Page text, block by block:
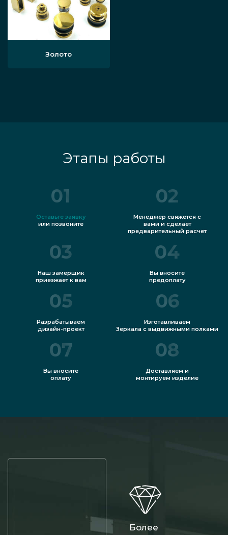
Золото
Этапы работы
01
Оставьте заявку
или позвоните
02
Менеджер свяжется с
вами и сделает
предварительный расчет
03
Наш замерщик
приезжает к вам
04
Вы вносите
предоплату
05
Разрабатываем
дизайн-проект
06
Изготавливаем
Зеркала с выдвижными полками
07
Вы вносите
оплату
08
Доставляем и
монтируем изделие
Более